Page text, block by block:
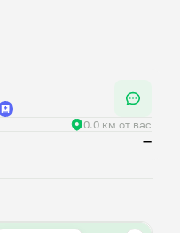
0.0 км от вас
—